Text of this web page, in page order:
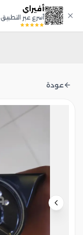
أفيراي
أسرع عبر التطبيقAfiray
عودة